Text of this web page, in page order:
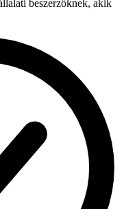
beszerzőknek, akik